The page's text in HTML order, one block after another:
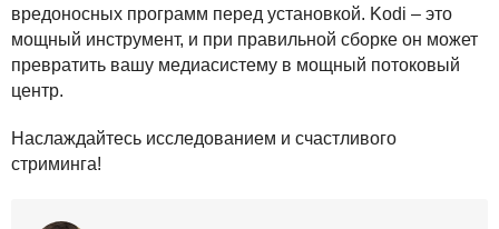
вредоносных программ перед установкой. Kodi – это
мощный инструмент, и при правильной сборке он может
превратить вашу медиасистему в мощный потоковый
центр.
Наслаждайтесь исследованием и счастливого
стриминга! ️